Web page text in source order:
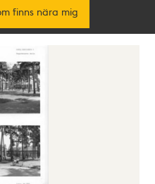
finns nära mig